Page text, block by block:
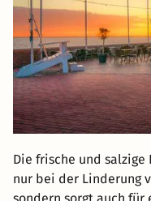
Die frische und
nur bei der Linderung